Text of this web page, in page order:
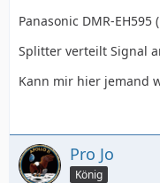
Panasonic DMR-EH595
Splitter verteilt Signal
Kann mir hier jemand
Pro Jo
König